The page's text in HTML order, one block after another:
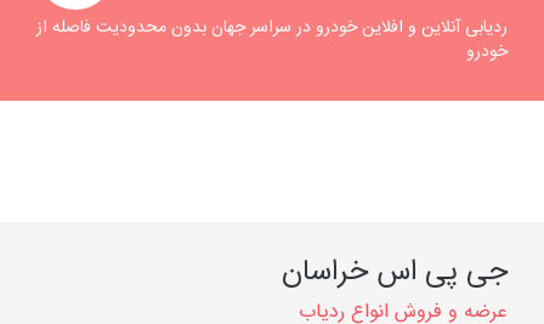
ردیابی آنلاین و افلاین خودرو در سراسر جهان بدون محدودیت فاصله از
خودرو
جی پی اس خراسان
عرضه و فروش انواع ردیاب